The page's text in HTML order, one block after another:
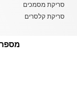
סריקת מסמכים
סריקת קלסרים